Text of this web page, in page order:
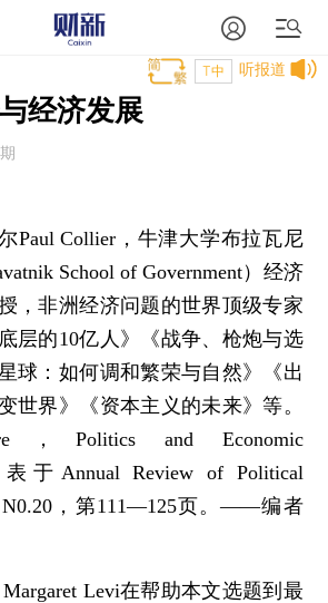
听报道
T中
经济发展
Paul Collier，牛津大学布拉瓦尼
School of Government）经济
，非洲经济问题的世界顶级专家
层的10亿人》《战争、枪炮与选
球：如何调和繁荣与自然》《出
世界》《资本主义的未来》等。
，Politics and Economic
表于Annual Review of Political
N0.20，第111—125页。——编者
Levi在帮助本文选题到最